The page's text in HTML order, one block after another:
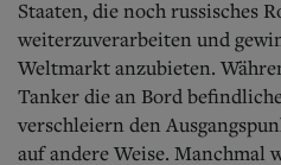
Staaten, die noch russisches
weiterzuverarbeiten und
Weltmarkt anzubieten.
Tanker die an Bord
verschleiern den
auf andere Weise. Manchmal